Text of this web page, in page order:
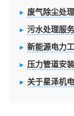
▸ 废气除尘处
▸ 污水处理服务
▸ 新能源电力
▸ 压力管道安
▸ 关于星泽机电